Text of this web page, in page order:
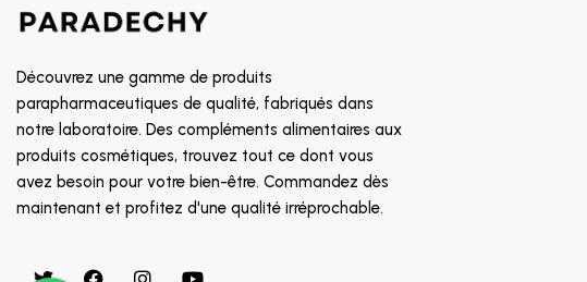
Découvrez une gamme de produits
parapharmaceutiques de qualité, fabriqués dans
notre laboratoire. Des compléments alimentaires aux
produits cosmétiques, trouvez tout ce dont vous
avez besoin pour votre bien-être. Commandez dès
maintenant et profitez d'une qualité irréprochable.